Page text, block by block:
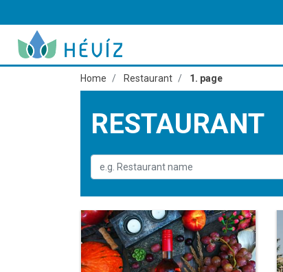
Home Restaurant 1. page
RESTAURANT